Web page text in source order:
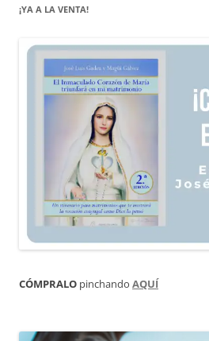
¡YA A LA VENTA!
CÓMPRALO pinchando AQUÍ